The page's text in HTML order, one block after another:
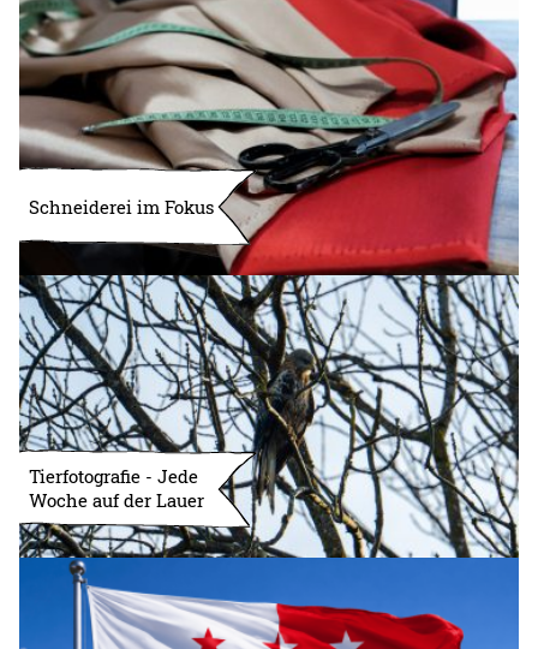
Schneiderei im Fokus
Tierfotografie - Jede
Woche auf der Lauer